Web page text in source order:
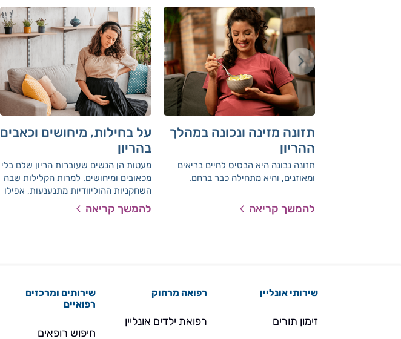
תזונה מזינה ונכונה במהלך
ההריון
תזונה נבונה היא הבסיס לחיים בריאים
ומאוזנים, והיא מתחילה כבר ברחם.
להמשך קריאה
על בחילות, מיחושים וכאבים
בהריון
מעטות הן הנשים שעוברות הריון שלם בלי
מכאובים ומיחושים. למרות הקלילות שבה
השחקניות ההוליוודיות מתנענעות, אפילו
בסוף חודש תשיעי, נדירות הן הנשים
האמיתיות שעוברות הריון שלם בלי
להמשך קריאה
שירותי אונליין
זימון תורים
רפואה מרחוק
רפואת ילדים אונליין
שירותים ומרכזים
רפואיים
חיפוש רופאים